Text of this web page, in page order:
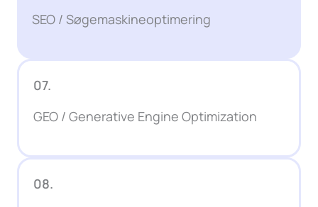
SEO / Søgemaskineoptimering
07.
GEO / Generative Engine Optimization
08.